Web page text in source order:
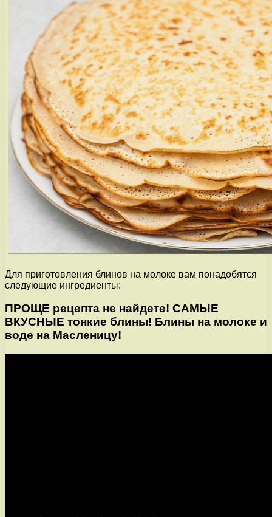
Для приготовления блинов на молоке вам понадобятся
следующие ингредиенты:
ПРОЩЕ рецепта не найдете! САМЫЕ
ВКУСНЫЕ тонкие блины! Блины на молоке и
воде на Масленицу!